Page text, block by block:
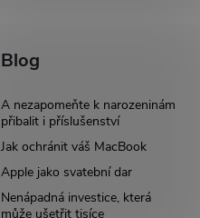
Blog
A nezapomeňte k narozeninám
přibalit i příslušenství
Jak ochránit váš MacBook
Apple jako svatební dar
Nenápadná investice, která
může ušetřit tisíce